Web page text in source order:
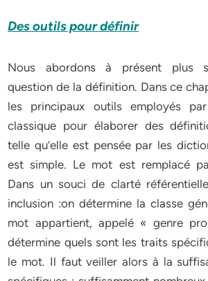
Des outils pour définir
Nous abordons à présent plus
question de la définition. Dans ce
les principaux outils employés
classique pour élaborer des
telle qu’elle est pensée par les
est simple. Le mot est remplacé
Dans un souci de clarté
inclusion :on détermine la classe
mot appartient, appelé « genre
détermine quels sont les traits
le mot. Il faut veiller alors à la